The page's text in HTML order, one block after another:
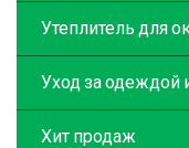
Утеплитель для
Уход за одеждой
Хит продаж